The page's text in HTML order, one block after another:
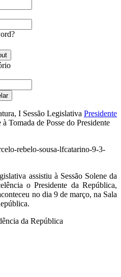
I Sessão Legislativa Presidente
Tomada de Posse do Presidente
assistiu à Sessão Solene da
o Presidente da República,
no dia 9 de março, na Sala
da República